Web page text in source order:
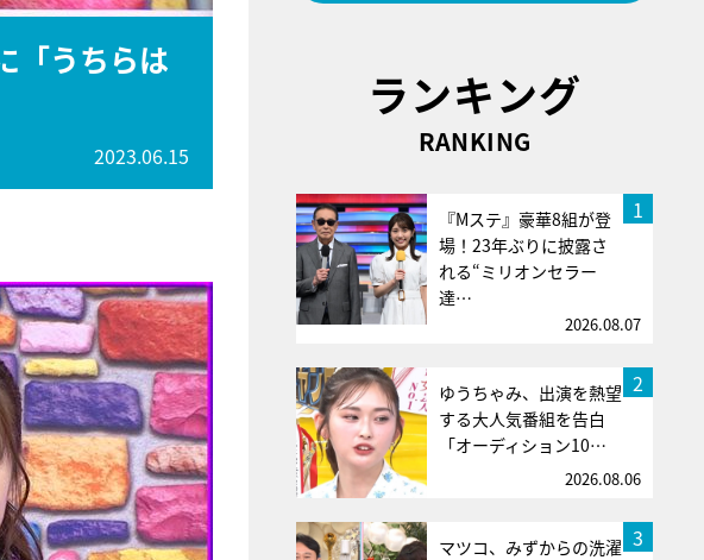
「うちらは
2023.06.15
ランキング
RANKING
1
『Mステ』豪華8組が登
場！23年ぶりに披露さ
れる“ミリオンセラー
達…
2026.08.07
2
ゆうちゃみ、出演を熱望
する大人気番組を告白
「オーディション10…
2026.08.06
3
マツコ、みずからの洗濯